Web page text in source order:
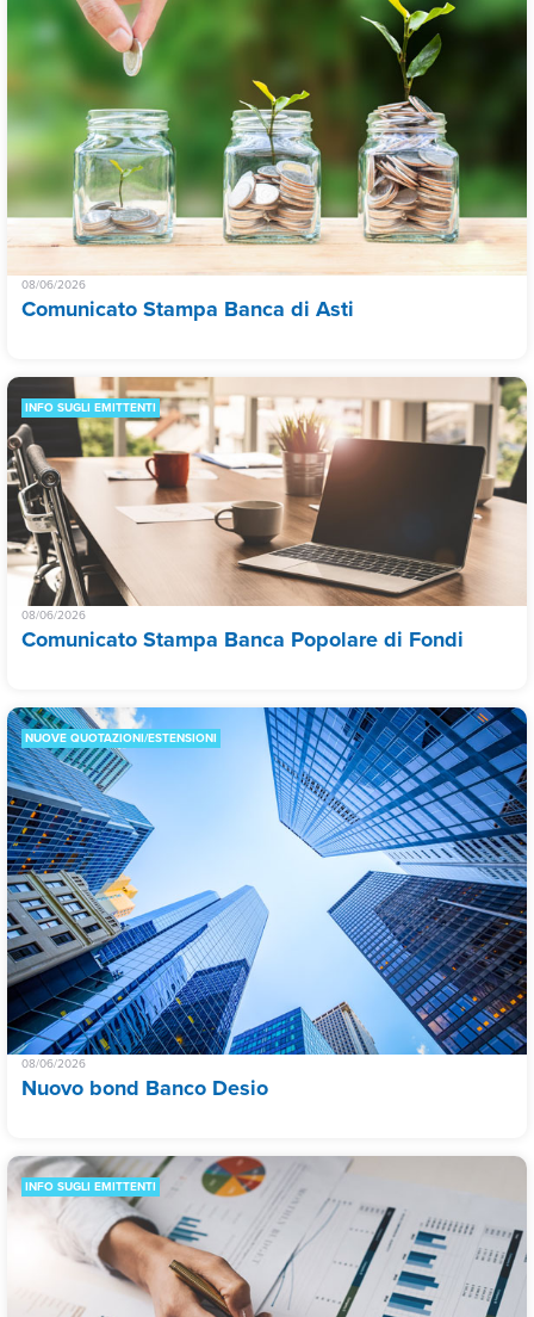
08/06/2026
Comunicato Stampa Banca di Asti
INFO SUGLI EMITTENTI
08/06/2026
Comunicato Stampa Banca Popolare di Fondi
NUOVE QUOTAZIONI/ESTENSIONI
08/06/2026
Nuovo bond Banco Desio
INFO SUGLI EMITTENTI